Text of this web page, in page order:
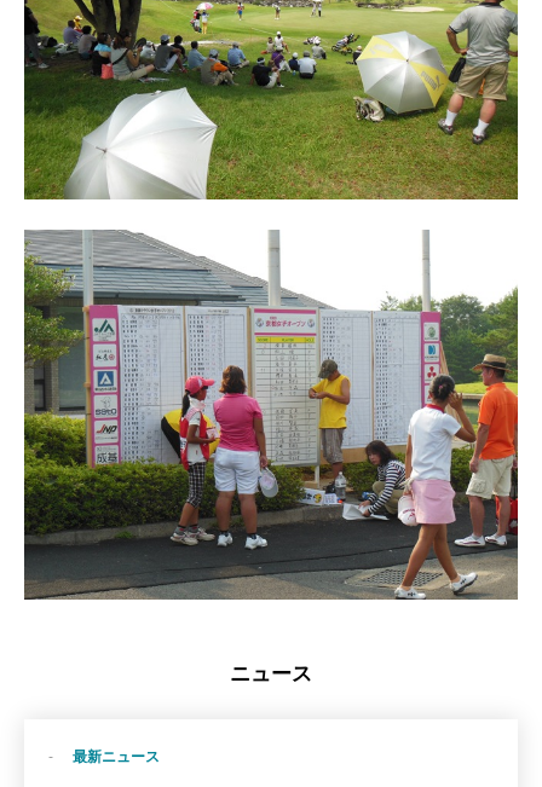
ニュース
最新ニュース